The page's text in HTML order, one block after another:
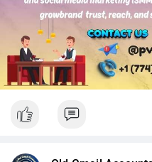
#solusdt #longsol #vung76